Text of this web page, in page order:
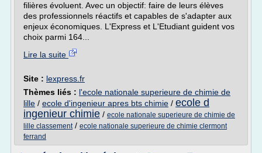
filières évoluent. Avec un objectif: faire de leurs élèves
des professionnels réactifs et capables de s'adapter aux
enjeux économiques. L'Express et L'Etudiant guident vos
choix parmi 164...
Lire la suite
Site : lexpress.fr
Thèmes liés : l'ecole nationale superieure de chimie de
lille / ecole d'ingenieur apres bts chimie / ecole d
ingenieur chimie / ecole nationale superieure de chimie de
lille classement/ ecole nationale superieure de chimie clermont
ferrand